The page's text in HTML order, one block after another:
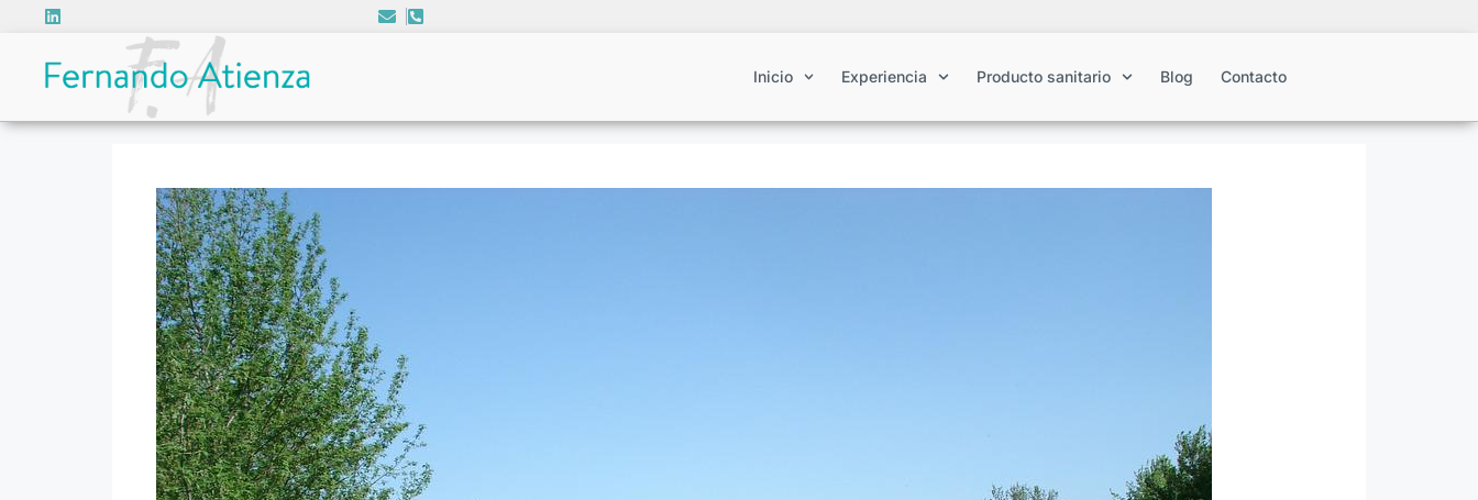
Inicio Experiencia Producto sanitario Blog Contacto